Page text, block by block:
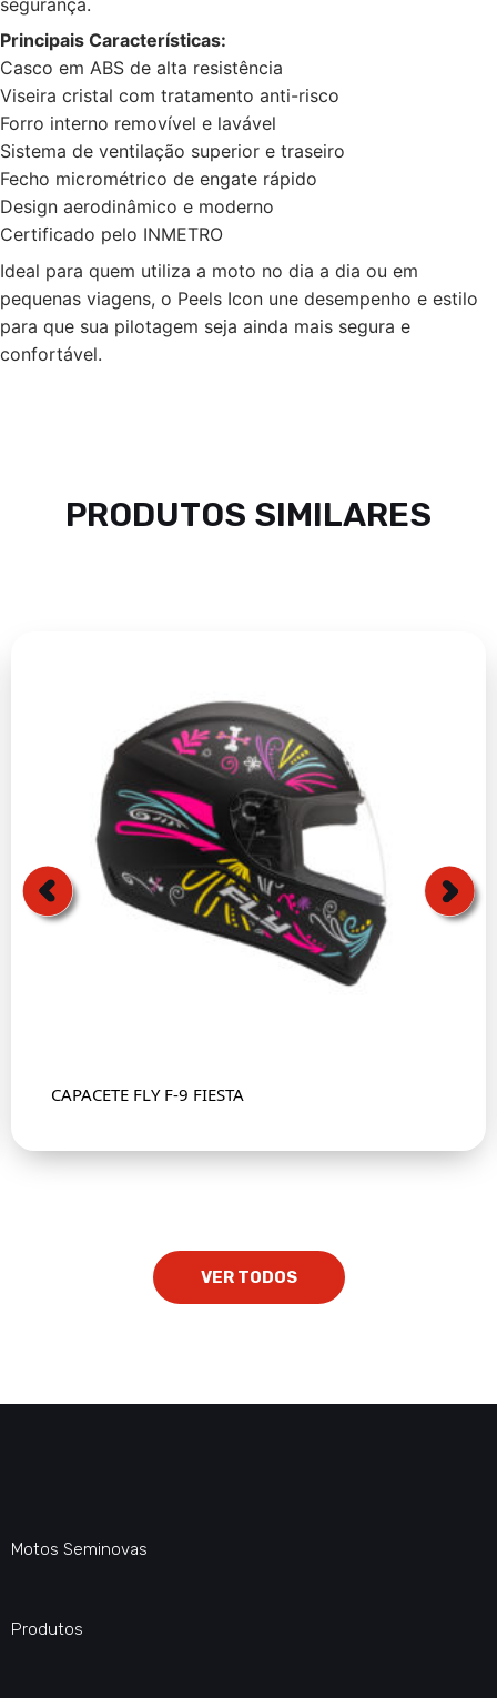
Principais Características:
Casco em ABS de alta resistência
Viseira cristal com tratamento anti-risco
Forro interno removível e lavável
Sistema de ventilação superior e traseiro
Fecho micrométrico de engate rápido
Design aerodinâmico e moderno
Certificado pelo INMETRO
Ideal para quem utiliza a moto no dia a dia ou em
pequenas viagens, o Peels Icon une desempenho e estilo
para que sua pilotagem seja ainda mais segura e
confortável.
PRODUTOS SIMILARES
CAPACETE FLY F-9 FIESTA
VER TODOS
Motos Seminovas
Produtos